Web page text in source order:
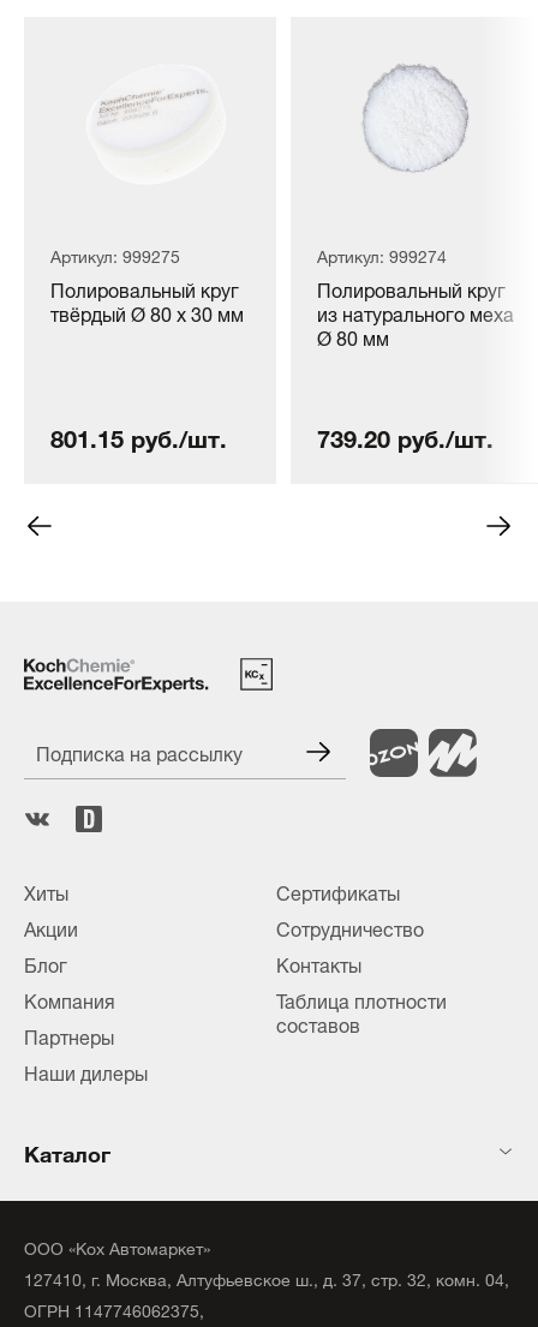
Артикул: 999275
Полировальный круг
твёрдый Ø 80 x 30 мм
801.15 руб./шт.
Артикул: 999274
Полировальный круг
из натурального меха
Ø 80 мм
739.20 руб./шт.
Подписка на рассылку
Хиты
Акции
Блог
Компания
Партнеры
Наши дилеры
Сертификаты
Сотрудничество
Контакты
Таблица плотности
составов
Каталог
ООО «Кох Автомаркет»
127410, г. Москва, Алтуфьевское ш., д. 37, стр. 32, комн. 04,
ОГРН 1147746062375,